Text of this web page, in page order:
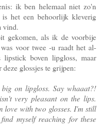
ik ben helemaal niet zo'n
is het een behoorlijk kleverig
vind.
gekomen, als ik de voorbije
voor twee -u raadt het al-
lipstick boven lipgloss, maar
glossjes te grijpen:
on lipgloss. Say whaaat?!
very pleasant on the lips.
love with two glosses. I'm still
myself reaching for these